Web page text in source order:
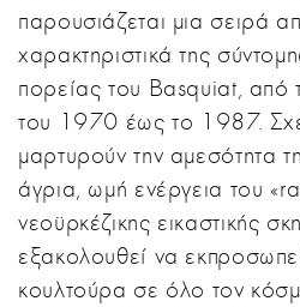
παρουσιάζεται μια σειρά
χαρακτηριστικά της
πορείας του Basquiat, από
του 1970 έως το 1987.
μαρτυρούν την αμεσότητα
άγρια, ωμή ενέργεια του
νεοϋρκέζικης εικαστικής
εξακολουθεί να
κουλτούρα σε όλο τον